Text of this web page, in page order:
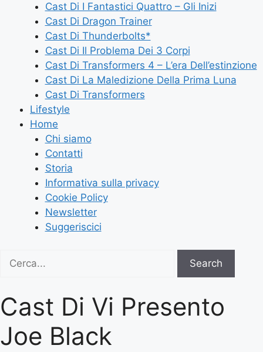
Cast Di I Fantastici Quattro – Gli Inizi
Cast Di Dragon Trainer
Cast Di Thunderbolts*
Cast Di Il Problema Dei 3 Corpi
Cast Di Transformers 4 – L’era Dell’estinzione
Cast Di La Maledizione Della Prima Luna
Cast Di Transformers
Lifestyle
Home
Chi siamo
Contatti
Storia
Informativa sulla privacy
Cookie Policy
Newsletter
Suggeriscici
for:
Search
Cast Di Vi Presento
Joe Black